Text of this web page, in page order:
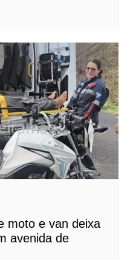
moto e van deixa
avenida de